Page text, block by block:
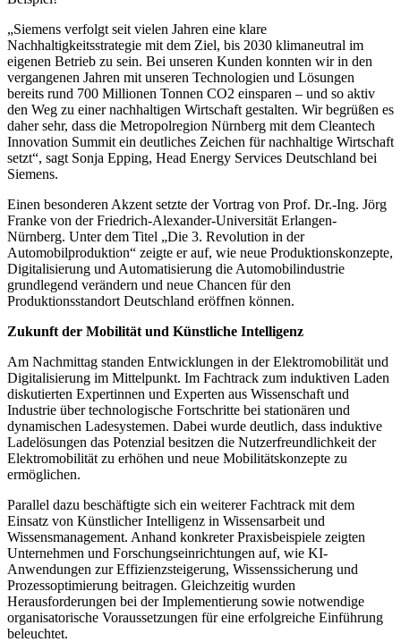
„Siemens verfolgt seit vielen Jahren eine klare
Nachhaltigkeitsstrategie mit dem Ziel, bis 2030 klimaneutral im
eigenen Betrieb zu sein. Bei unseren Kunden konnten wir in den
vergangenen Jahren mit unseren Technologien und Lösungen
bereits rund 700 Millionen Tonnen CO2 einsparen – und so aktiv
den Weg zu einer nachhaltigen Wirtschaft gestalten. Wir begrüßen es
daher sehr, dass die Metropolregion Nürnberg mit dem Cleantech
Innovation Summit ein deutliches Zeichen für nachhaltige Wirtschaft
setzt“, sagt Sonja Epping, Head Energy Services Deutschland bei
Siemens.
Einen besonderen Akzent setzte der Vortrag von Prof. Dr.-Ing. Jörg
Franke von der Friedrich-Alexander-Universität Erlangen-
Nürnberg. Unter dem Titel „Die 3. Revolution in der
Automobilproduktion“ zeigte er auf, wie neue Produktionskonzepte,
Digitalisierung und Automatisierung die Automobilindustrie
grundlegend verändern und neue Chancen für den
Produktionsstandort Deutschland eröffnen können.
Zukunft der Mobilität und Künstliche Intelligenz
Am Nachmittag standen Entwicklungen in der Elektromobilität und
Digitalisierung im Mittelpunkt. Im Fachtrack zum induktiven Laden
diskutierten Expertinnen und Experten aus Wissenschaft und
Industrie über technologische Fortschritte bei stationären und
dynamischen Ladesystemen. Dabei wurde deutlich, dass induktive
Ladelösungen das Potenzial besitzen die Nutzerfreundlichkeit der
Elektromobilität zu erhöhen und neue Mobilitätskonzepte zu
ermöglichen.
Parallel dazu beschäftigte sich ein weiterer Fachtrack mit dem
Einsatz von Künstlicher Intelligenz in Wissensarbeit und
Wissensmanagement. Anhand konkreter Praxisbeispiele zeigten
Unternehmen und Forschungseinrichtungen auf, wie KI-
Anwendungen zur Effizienzsteigerung, Wissenssicherung und
Prozessoptimierung beitragen. Gleichzeitig wurden
Herausforderungen bei der Implementierung sowie notwendige
organisatorische Voraussetzungen für eine erfolgreiche Einführung
beleuchtet.